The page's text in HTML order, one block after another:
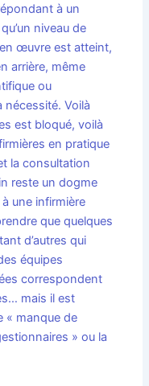
à un
niveau de
œuvre est atteint,
arrière, même
ou
Voilà
est bloqué, voilà
en pratique
la consultation
reste un dogme
une infirmière
que quelques
d’autres qui
équipes
correspondent
mais il est
« manque de
» ou la